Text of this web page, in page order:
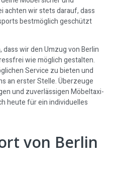
achten wir stets darauf, dass
bestmöglich geschützt
wir den Umzug von Berlin
wie möglich gestalten.
Service zu bieten und
an erster Stelle. Überzeuge
und zuverlässigen Möbeltaxi-
heute für ein individuelles
von Berlin